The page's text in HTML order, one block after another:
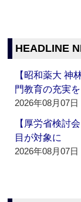
HEADLINE
【昭和薬大 神
門教育の充実を
2026年08月07日
【厚労省検討
目が対象に
2026年08月07日